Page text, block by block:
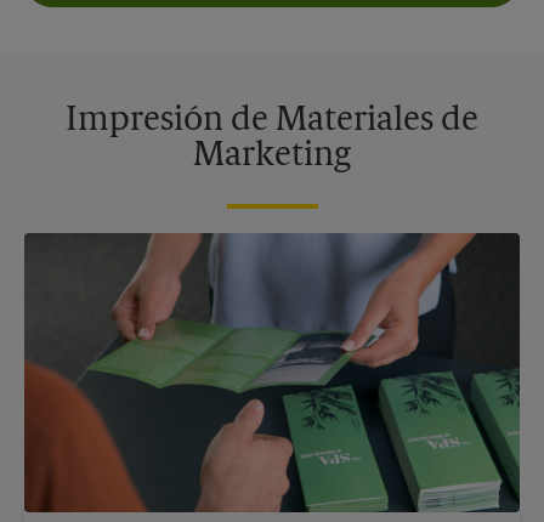
Impresión de Materiales de
Marketing